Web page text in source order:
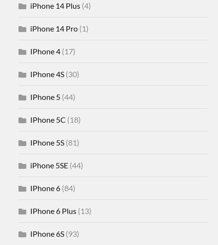
iPhone 14 Plus (4)
iPhone 14 Pro (1)
IPhone 4 (17)
IPhone 4S (30)
IPhone 5 (44)
IPhone 5C (18)
IPhone 5S (81)
iPhone 5SE (44)
IPhone 6 (84)
IPhone 6 Plus (13)
IPhone 6S (93)